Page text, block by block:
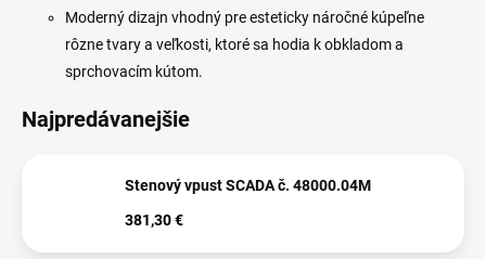
Moderný dizajn vhodný pre esteticky náročné kúpeľne
rôzne tvary a veľkosti, ktoré sa hodia k obkladom a
sprchovacím kútom.
Najpredávanejšie
Stenový vpust SCADA č. 48000.04M
381,30 €